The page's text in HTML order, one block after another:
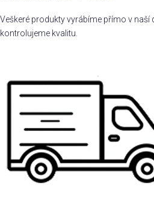
Veškeré produkty vyrábíme přímo v naší
kontrolujeme kvalitu.